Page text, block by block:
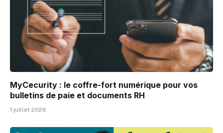
MyCecurity : le coffre-fort numérique pour vos
bulletins de paie et documents RH
1 juillet 2026